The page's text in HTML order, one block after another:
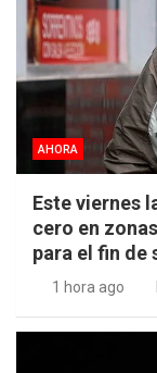
AHORA
Este viernes
cero en
para el fin de
1 hora ago